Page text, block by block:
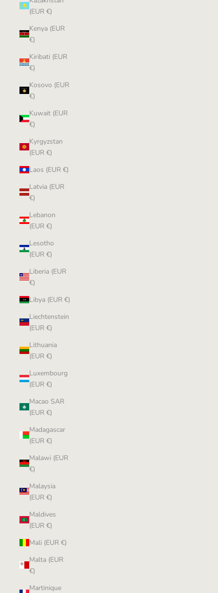
(EUR €)
Kenya (EUR
€)
Kiribati (EUR
€)
Kosovo (EUR
€)
Kuwait (EUR
€)
Kyrgyzstan
(EUR €)
Laos (EUR €)
Latvia (EUR
€)
Lebanon
(EUR €)
Lesotho
(EUR €)
Liberia (EUR
€)
Libya (EUR €)
Liechtenstein
(EUR €)
Lithuania
(EUR €)
Luxembourg
(EUR €)
Macao SAR
(EUR €)
Madagascar
(EUR €)
Malawi (EUR
€)
Malaysia
(EUR €)
Maldives
(EUR €)
Mali (EUR €)
Malta (EUR
€)
Martinique